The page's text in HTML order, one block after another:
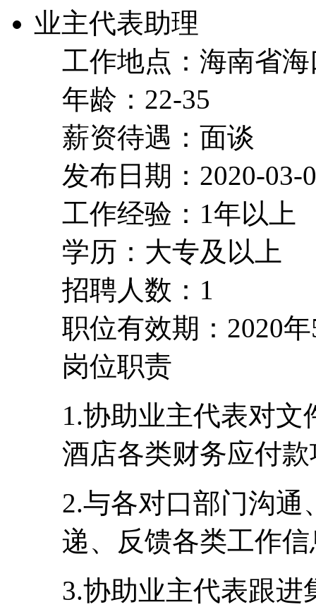
业主代表助理
工作地点：海南省
年龄：22-35
薪资待遇：面谈
发布日期：2020-03-
工作经验：1年以上
学历：大专及以上
招聘人数：1
职位有效期：2020
岗位职责
1.协助业主代表对
酒店各类财务应付
2.与各对口部门沟
递、反馈各类工作
3.协助业主代表跟